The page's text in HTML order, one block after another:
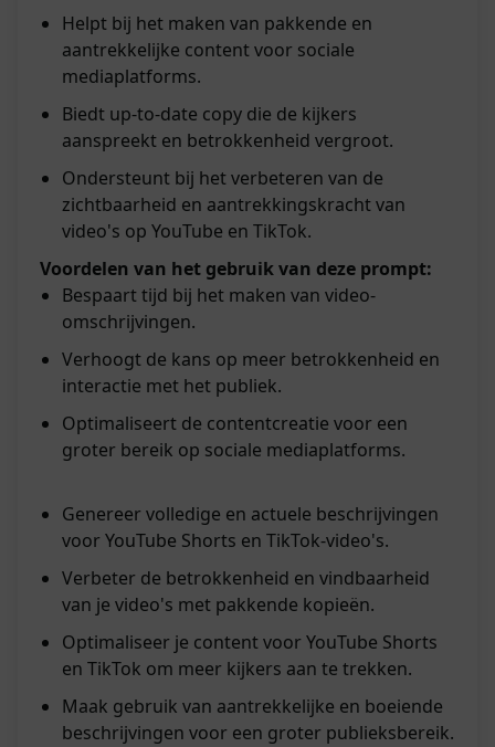
Helpt bij het maken van pakkende en
aantrekkelijke content voor sociale
mediaplatforms.
Biedt up-to-date copy die de kijkers
aanspreekt en betrokkenheid vergroot.
Ondersteunt bij het verbeteren van de
zichtbaarheid en aantrekkingskracht van
video's op YouTube en TikTok.
Voordelen van het gebruik van deze prompt:
Bespaart tijd bij het maken van video-
omschrijvingen.
Verhoogt de kans op meer betrokkenheid en
interactie met het publiek.
Optimaliseert de contentcreatie voor een
groter bereik op sociale mediaplatforms.
Genereer volledige en actuele beschrijvingen
voor YouTube Shorts en TikTok-video's.
Verbeter de betrokkenheid en vindbaarheid
van je video's met pakkende kopieën.
Optimaliseer je content voor YouTube Shorts
en TikTok om meer kijkers aan te trekken.
Maak gebruik van aantrekkelijke en boeiende
beschrijvingen voor een groter publieksbereik.